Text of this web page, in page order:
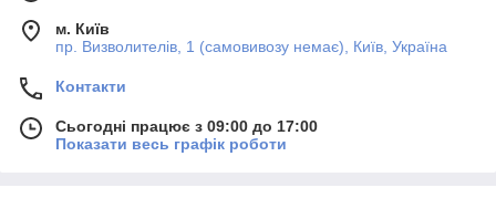
м. Київ
пр. Визволителів, 1 (самовивозу немає), Київ, Україна
Контакти
Сьогодні працює з 09:00 до 17:00
Показати весь графік роботи